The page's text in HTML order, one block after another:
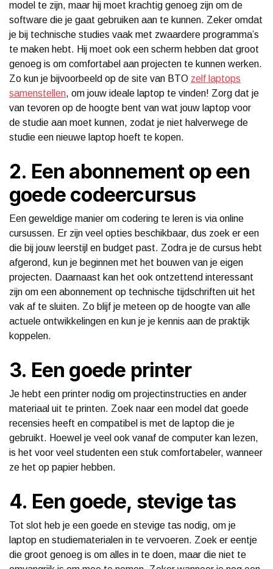
model te zijn, maar hij moet krachtig genoeg zijn om de
software die je gaat gebruiken aan te kunnen. Zeker omdat
je bij technische studies vaak met zwaardere programma’s
te maken hebt. Hij moet ook een scherm hebben dat groot
genoeg is om comfortabel aan projecten te kunnen werken.
Zo kun je bijvoorbeeld op de site van BTO zelf laptops
samenstellen, om jouw ideale laptop te vinden! Zorg dat je
van tevoren op de hoogte bent van wat jouw laptop voor
de studie aan moet kunnen, zodat je niet halverwege de
studie een nieuwe laptop hoeft te kopen.
2. Een abonnement op een
goede codeercursus
Een geweldige manier om codering te leren is via online
cursussen. Er zijn veel opties beschikbaar, dus zoek er een
die bij jouw leerstijl en budget past. Zodra je de cursus hebt
afgerond, kun je beginnen met het bouwen van je eigen
projecten. Daarnaast kan het ook ontzettend interessant
zijn om een abonnement op technische tijdschriften uit het
vak af te sluiten. Zo blijf je meteen op de hoogte van alle
actuele ontwikkelingen en kun je je kennis aan de praktijk
koppelen.
3. Een goede printer
Je hebt een printer nodig om projectinstructies en ander
materiaal uit te printen. Zoek naar een model dat goede
recensies heeft en compatibel is met de laptop die je
gebruikt. Hoewel je veel ook vanaf de computer kan lezen,
is het voor veel studenten een stuk comfortabeler, wanneer
ze het op papier hebben.
4. Een goede, stevige tas
Tot slot heb je een goede en stevige tas nodig, om je
laptop en studiematerialen in te vervoeren. Zoek er eentje
die groot genoeg is om alles in te doen, maar die niet te